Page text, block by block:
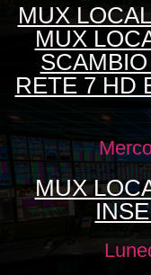
MUX
MUX
RETE 7 HD
MUX